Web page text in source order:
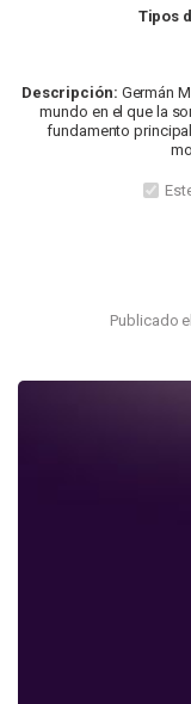
Tipos
Descripción: Germán
mundo en el que la
fundamento
Publicado